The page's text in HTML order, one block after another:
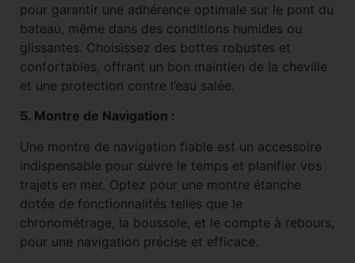
pour garantir une adhérence optimale sur le pont du
bateau, même dans des conditions humides ou
glissantes. Choisissez des bottes robustes et
confortables, offrant un bon maintien de la cheville
et une protection contre l’eau salée.
5. Montre de Navigation :
Une montre de navigation fiable est un accessoire
indispensable pour suivre le temps et planifier vos
trajets en mer. Optez pour une montre étanche
dotée de fonctionnalités telles que le
chronométrage, la boussole, et le compte à rebours,
pour une navigation précise et efficace.